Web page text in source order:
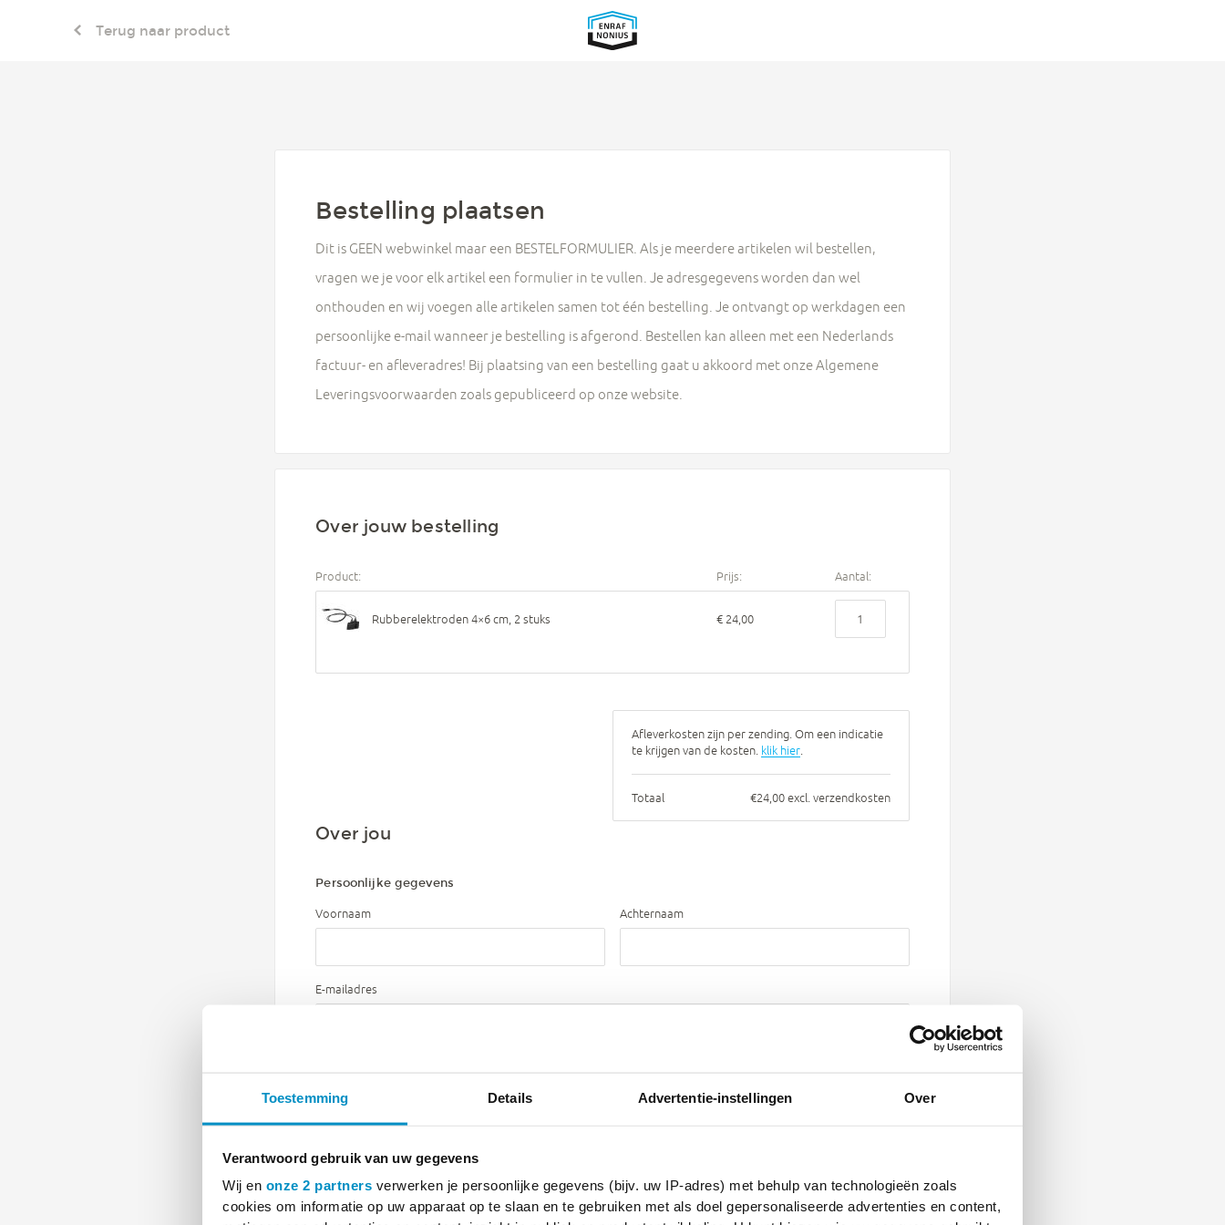
Toestemming Details Advertentie-instellingen Over
Verantwoord gebruik van uw gegevens
Wij en onze 2 partners verwerken je persoonlijke gegevens (bijv. uw IP-adres) met behulp van technologieën zoals
cookies om informatie op uw apparaat op te slaan en te gebruiken met als doel gepersonaliseerde advertenties en content,
Terug naar product
Bestelling plaatsen
Dit is GEEN webwinkel maar een BESTELFORMULIER. Als je meerdere artikelen wil bestellen,
vragen we je voor elk artikel een formulier in te vullen. Je adresgegevens worden dan wel
onthouden en wij voegen alle artikelen samen tot één bestelling. Je ontvangt op werkdagen een
persoonlijke e-mail wanneer je bestelling is afgerond. Bestellen kan alleen met een Nederlands
factuur- en afleveradres! Bij plaatsing van een bestelling gaat u akkoord met onze Algemene
Leveringsvoorwaarden zoals gepubliceerd op onze website.
Over jouw bestelling
Product: Prijs: Aantal:
Rubberelektroden 4×6 cm, 2 stuks € 24,00
Afleverkosten zijn per zending. Om een indicatie
te krijgen van de kosten. klik hier
Totaal €24,00 excl. verzendkosten
Over jou
Persoonlijke gegevens
Voornaam Achternaam
E-mailadres
Afleveradres
Praktijknaam